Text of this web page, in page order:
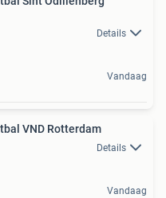
Details
Vandaag
VND Rotterdam
Details
Vandaag